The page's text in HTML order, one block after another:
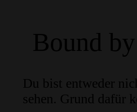
Bound
Du bist entweder
sehen. Grund dafür